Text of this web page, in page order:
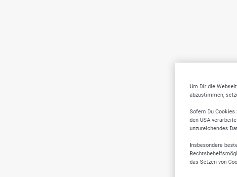
Um Dir die
abzustimmen,
Sofern Du
den USA
unzureichendes
Insbesondere
das Setzen von